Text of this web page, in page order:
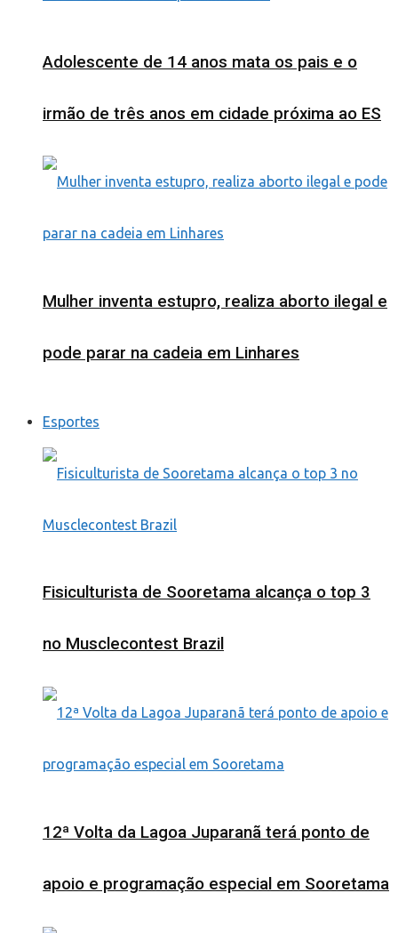
Adolescente de 14 anos mata os pais e o
irmão de três anos em cidade próxima ao ES
Mulher inventa estupro, realiza aborto ilegal e
pode parar na cadeia em Linhares
Esportes
Fisiculturista de Sooretama alcança o top 3
no Musclecontest Brazil
12ª Volta da Lagoa Juparanã terá ponto de
apoio e programação especial em Sooretama